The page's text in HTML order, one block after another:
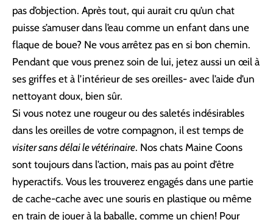
pas d’objection. Après tout, qui aurait cru qu’un chat
puisse s’amuser dans l’eau comme un enfant dans une
flaque de boue? Ne vous arrêtez pas en si bon chemin.
Pendant que vous prenez soin de lui, jetez aussi un œil à
ses griffes et à l’intérieur de ses oreilles- avec l’aide d’un
nettoyant doux, bien sûr.
Si vous notez une rougeur ou des saletés indésirables
dans les oreilles de votre compagnon, il est temps de
visiter sans délai le vétérinaire. Nos chats Maine Coons
sont toujours dans l’action, mais pas au point d’être
hyperactifs. Vous les trouverez engagés dans une partie
de cache-cache avec une souris en plastique ou même
en train de jouer à la baballe, comme un chien! Pour